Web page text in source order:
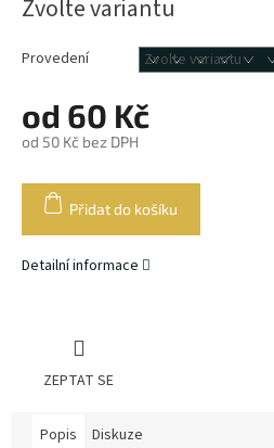
od 60 Kč
od 50 Kč bez DPH
cena:
Zvolte variantu
Provedení
Přidat do košíku
Detailní informace
ZEPTAT SE
Popis Diskuze